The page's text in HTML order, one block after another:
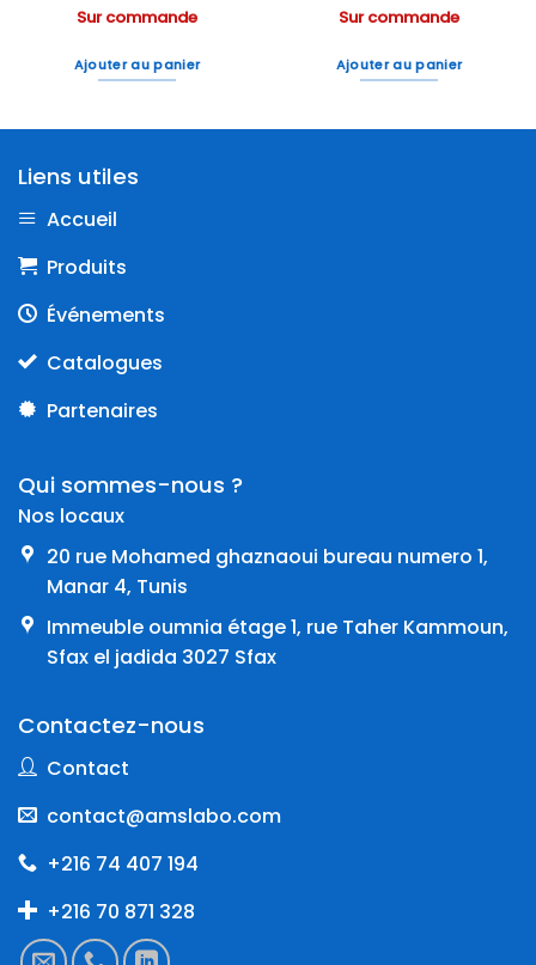
Sur commande
Ajouter au panier
Sur commande
Ajouter au panier
Liens utiles
Accueil
Produits
Événements
Catalogues
Partenaires
Qui sommes-nous ?
Nos locaux
20 rue Mohamed ghaznaoui bureau numero 1,
Manar 4, Tunis
Immeuble oumnia étage 1, rue Taher Kammoun,
Sfax el jadida 3027 Sfax
Contactez-nous
Contact
contact@amslabo.com
+216 74 407 194
+216 70 871 328